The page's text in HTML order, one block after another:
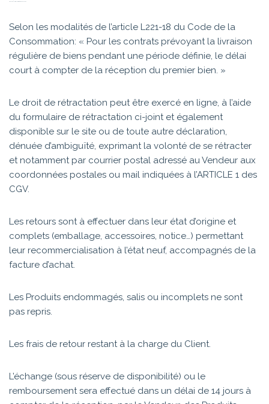
Selon les modalités de l’article L221-18 du Code de la
Consommation: « Pour les contrats prévoyant la livraison
régulière de biens pendant une période définie, le délai
court à compter de la réception du premier bien. »
Le droit de rétractation peut être exercé en ligne, à l’aide
du formulaire de rétractation ci-joint et également
disponible sur le site ou de toute autre déclaration,
dénuée d’ambiguïté, exprimant la volonté de se rétracter
et notamment par courrier postal adressé au Vendeur aux
coordonnées postales ou mail indiquées à l’ARTICLE 1 des
CGV.
Les retours sont à effectuer dans leur état d’origine et
complets (emballage, accessoires, notice…) permettant
leur recommercialisation à l’état neuf, accompagnés de la
facture d’achat.
Les Produits endommagés, salis ou incomplets ne sont
pas repris.
Les frais de retour restant à la charge du Client.
L’échange (sous réserve de disponibilité) ou le
remboursement sera effectué dans un délai de 14 jours à